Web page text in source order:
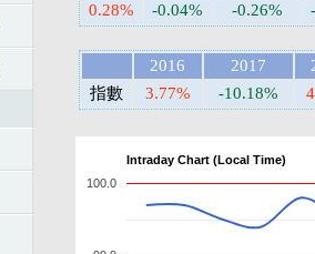
0.28%
-0.04% -0.26%
2016 2017
指數
3.77% -10.18%
Intraday Chart (Local Time)
100.0